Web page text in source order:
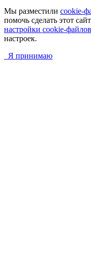
Мы разместили cookie-
помочь сделать этот
настройки cookie-файлов
настроек.
Я принимаю